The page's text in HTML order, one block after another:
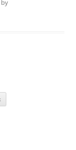
by